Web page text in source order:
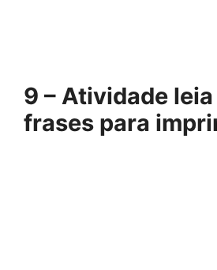
9 – Atividade
frases para